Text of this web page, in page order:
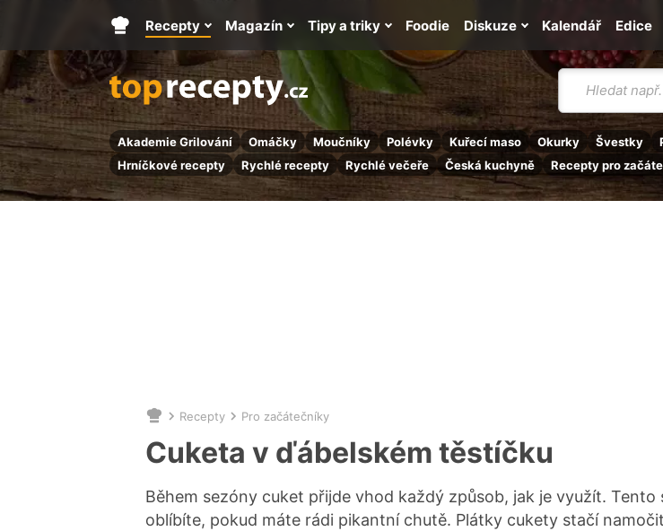
Vyhledávání
Akademie Grilování Omáčky Moučníky Polévky Kuřecí maso Okurky Švestky
Hrníčkové recepty
Rychlé recepty Rychlé večeře Česká kuchyně Recepty pro
Hlavní
stránka
Recepty Magazín Tipy a triky Kalendář
Foodie Diskuze Edice
Nacházíte
se
zde:
Recepty Pro začátečníky
Cuketa v ďábelském těstíčku
Během sezóny cuket přijde vhod každý způsob, jak je využít. Tento
oblíbíte, pokud máte rádi pikantní chutě. Plátky cukety stačí